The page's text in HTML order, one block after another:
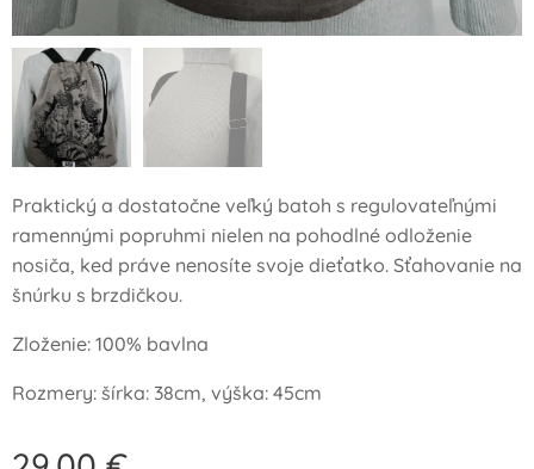
Praktický a dostatočne veľký batoh s regulovateľnými
ramennými popruhmi nielen na pohodlné odloženie
nosiča, ked práve nenosíte svoje dieťatko. Sťahovanie na
šnúrku s brzdičkou.
Zloženie: 100% bavlna
Rozmery: šírka: 38cm, výška: 45cm